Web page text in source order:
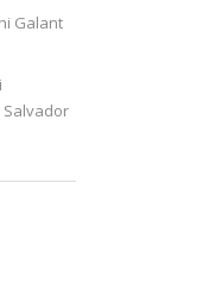
Galant
Salvador